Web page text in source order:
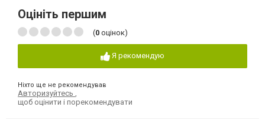
Оцініть першим
(0 оцінок)
Я рекомендую
Ніхто ще не рекомендував
Авторизуйтесь
щоб оцінити і порекомендувати